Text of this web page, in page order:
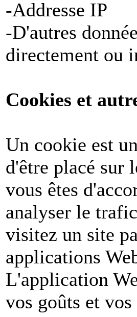
-Addresse IP
-D'autres
directement ou
Cookies et
Un cookie est
d'être placé sur
vous êtes
analyser le
visitez un site
applications
L'application
vos goûts et